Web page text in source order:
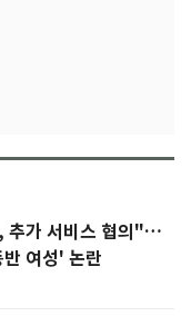
추가 서비스 협의"…
여성' 논란